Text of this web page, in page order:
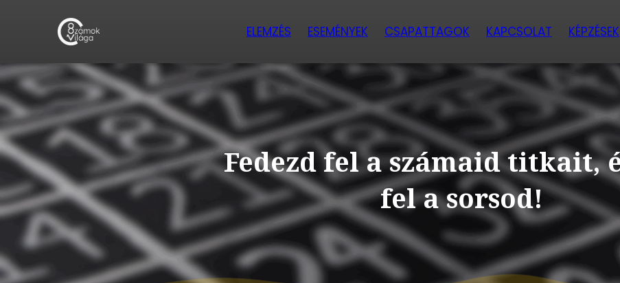
ELEMZÉS ESEMÉNYEK CSAPATTAGOK KAPCSOLAT KÉPZÉSEK
Fedezd fel a számaid titkait,
fel a sorsod!